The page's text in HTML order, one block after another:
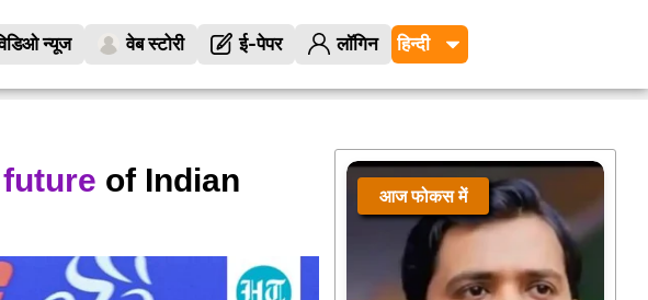
न्यूज वेब स्टोरी ई-पेपर लॉगिन
of Indian
आज फोकस में